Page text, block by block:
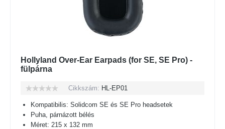
Hollyland Over-Ear Earpads (for SE, SE Pro) -
fülpárna
Cikkszám: HL-EP01
Kompatibilis: Solidcom SE és SE Pro headsetek
Puha, párnázott bélés
Méret: 215 x 132 mm